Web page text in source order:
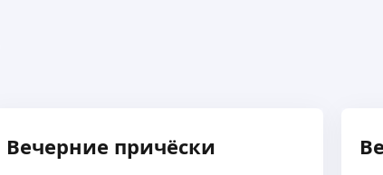
Вечерние причёски